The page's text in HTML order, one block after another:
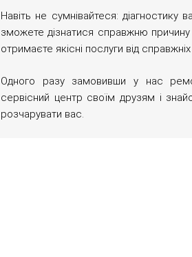
Навіть не сумнівайтеся:
зможете дізнатися справжню
отримаєте якісні послуги від
Одного разу замовивши у нас
сервісний центр своїм друзям і
розчарувати вас.